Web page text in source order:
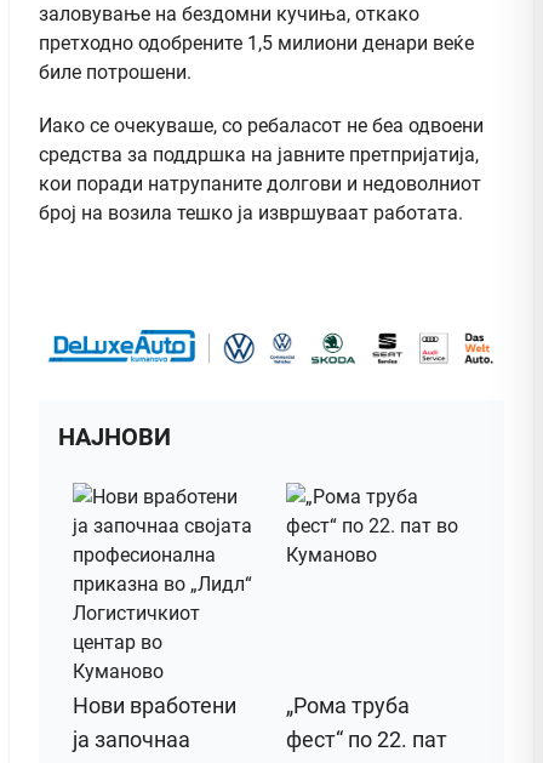
заловување на бездомни кучиња, откако
претходно одобрените 1,5 милиони денари веќе
биле потрошени.
Иако се очекуваше, со ребаласот не беа одвоени
средства за поддршка на јавните претпријатија,
кои поради натрупаните долгови и недоволниот
број на возила тешко ја извршуваат работата.
НАЈНОВИ
Нови вработени
ја започнаа
„Рома труба
фест“ по 22. пат